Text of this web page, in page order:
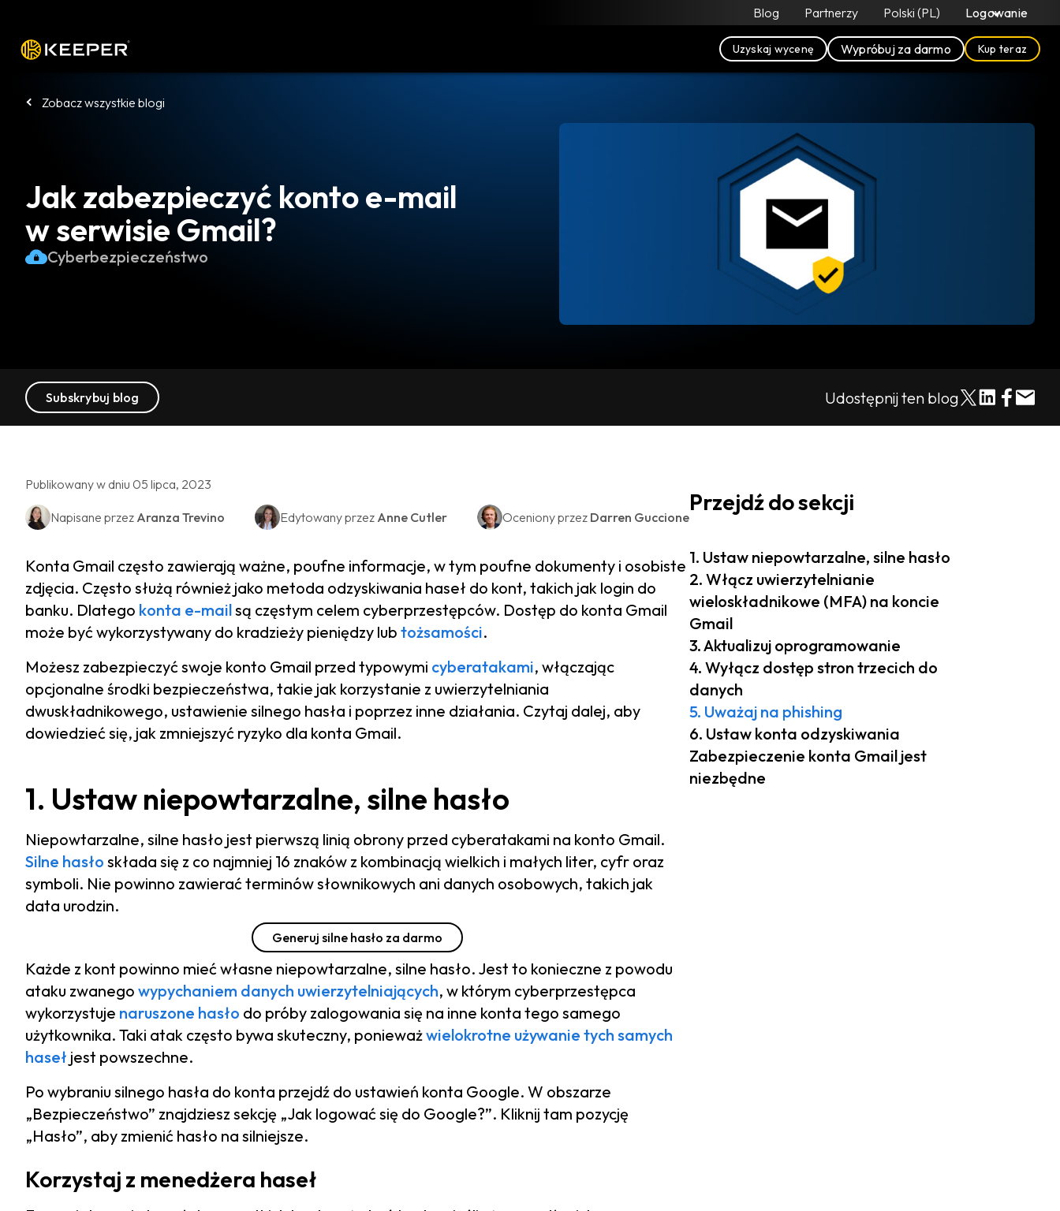
Blog Partnerzy Polski (PL) Logowanie
Uzyskaj wycenę Wypróbuj za darmo Kup teraz
Zobacz wszystkie blogi
Jak zabezpieczyć konto e-mail
w serwisie Gmail?
Cyberbezpieczeństwo
Subskrybuj blog Udostępnij ten blog
Publikowany w dniu 05 lipca, 2023
Napisane przez Aranza Trevino Edytowany przez Anne Cutler Oceniony przez Darren Guccione
Konta Gmail często zawierają ważne, poufne informacje, w tym poufne dokumenty i osobiste
zdjęcia. Często służą również jako metoda odzyskiwania haseł do kont, takich jak login do
banku. Dlatego konta e-mailsą częstym celem cyberprzestępców. Dostęp do konta Gmail
może być wykorzystywany do kradzieży pieniędzy lub tożsamości.
Możesz zabezpieczyć swoje konto Gmail przed typowymi cyberatakami, włączając
opcjonalne środki bezpieczeństwa, takie jak korzystanie z uwierzytelniania
dwuskładnikowego, ustawienie silnego hasła i poprzez inne działania. Czytaj dalej, aby
dowiedzieć się, jak zmniejszyć ryzyko dla konta Gmail.
1. Ustaw niepowtarzalne, silne hasło
Niepowtarzalne, silne hasło jest pierwszą linią obrony przed cyberatakami na konto Gmail.
Silne hasło składa się z co najmniej 16 znaków z kombinacją wielkich i małych liter, cyfr oraz
symboli. Nie powinno zawierać terminów słownikowych ani danych osobowych, takich jak
data urodzin.
Generuj silne hasło za darmo
Każde z kont powinno mieć własne niepowtarzalne, silne hasło. Jest to konieczne z powodu
ataku zwanego wypychaniem danych uwierzytelniających, w którym cyberprzestępca
wykorzystuje naruszone hasło do próby zalogowania się na inne konta tego samego
użytkownika. Taki atak często bywa skuteczny, ponieważwielokrotne używanie tych samych
haseł jest powszechne.
Po wybraniu silnego hasła do konta przejdź do ustawień konta Google. W obszarze
„Bezpieczeństwo” znajdziesz sekcję „Jak logować się do Google?”. Kliknij tam pozycję
„Hasło”, aby zmienić hasło na silniejsze.
Korzystaj z menedżera haseł
Przejdź do sekcji
1. Ustaw niepowtarzalne, silne hasło
2. Włącz uwierzytelnianie
wieloskładnikowe (MFA) na koncie
Gmail
3. Aktualizuj oprogramowanie
4. Wyłącz dostęp stron trzecich do
danych
5. Uważaj na phishing
6. Ustaw konta odzyskiwania
Zabezpieczenie konta Gmail jest
niezbędne